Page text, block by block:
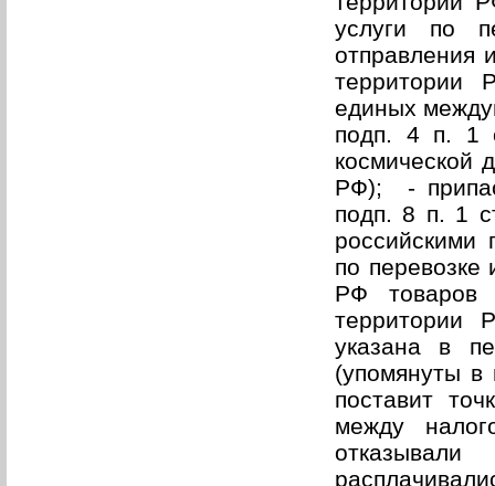
услуги по
отправления
территории
единых
подп. 4 п. 1
космической
РФ); -
подп. 8 п. 1
российскими
по перевозке
РФ товаров
территории
указана в
(упомянуты
поставит
между